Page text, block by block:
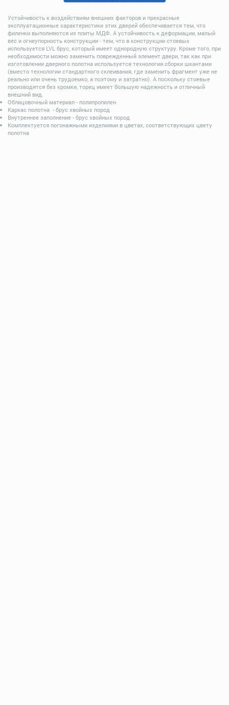
Устойчивость к воздействиям внешних факторов и прекрасные
эксплуатационные характеристики этих дверей обеспечивается тем, что
филенки выполняются из плиты МДФ. А устойчивость к деформации, малый
вес и огнеупорность конструкции - тем, что в конструкции стоевых
используется LVL брус, который имеет однородную структуру. Кроме того, при
необходимости можно заменить поврежденный элемент двери, так как при
изготовлении дверного полотна используется технология сборки шкантами
(вместо технологии стандартного склеивания, где заменить фрагмент уже не
реально или очень трудоемко, а поэтому и затратно). А поскольку стоевые
производятся без кромки, торец имеет большую надежность и отличный
внешний вид.
Облицовочный материал - полипропилен
Каркас полотна - брус хвойных пород
Внутреннее заполнение - брус хвойных пород
Комплектуется погонажными изделиями в цветах, соответствующих цвету
полотна